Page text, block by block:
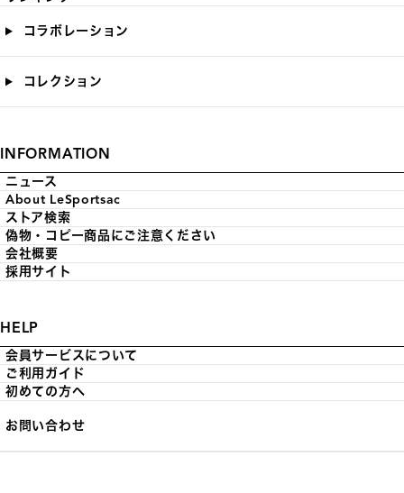
コラボレーション
コレクション
INFORMATION
ニュース
About LeSportsac
ストア検索
偽物・コピー商品にご注意ください
会社概要
採用サイト
HELP
会員サービスについて
ご利用ガイド
初めての方へ
お問い合わせ